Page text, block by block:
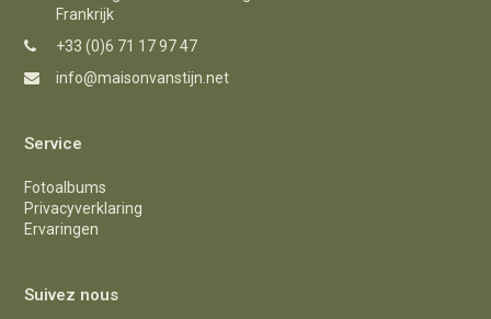
Frankrijk
+33 (0)6 71 17 97 47
info@maisonvanstijn.net
Service
Fotoalbums
Privacyverklaring
Ervaringen
Suivez nous